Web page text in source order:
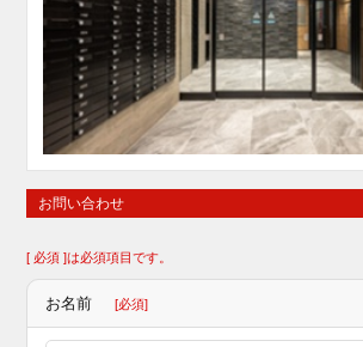
お問い合わせ
[ 必須 ]は必須項目です。
お名前 [必須]